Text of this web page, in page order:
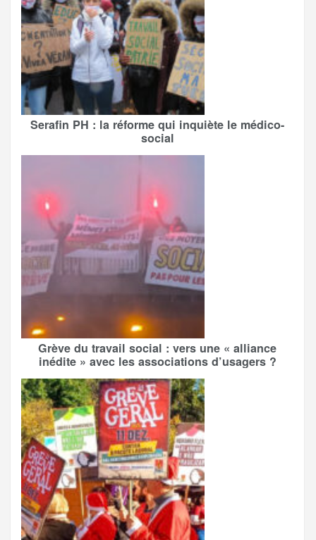
Serafin PH : la réforme qui inquiète le médico-
social
Grève du travail social : vers une « alliance
inédite » avec les associations d’usagers ?